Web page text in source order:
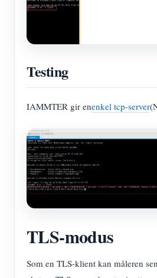
Testing
IAMMTER gir enenkel tcp-server
TLS-modus
Som en TLS-klient kan måleren